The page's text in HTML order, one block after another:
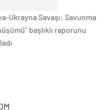
Ukrayna Savaşı: Savunma
başlıklı raporunu